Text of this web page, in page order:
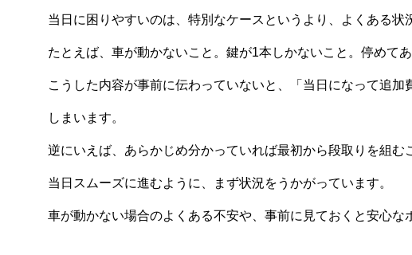
当日に困りやすいのは、特別なケースというより、よくある状
たとえば、車が動かないこと。鍵が1本しかないこと。停めて
こうした内容が事前に伝わっていないと、「当日になって追
しまいます。
逆にいえば、あらかじめ分かっていれば最初から段取りを組む
当日スムーズに進むように、まず状況をうかがっています。
車が動かない場合のよくある不安や、事前に見ておくと安心な